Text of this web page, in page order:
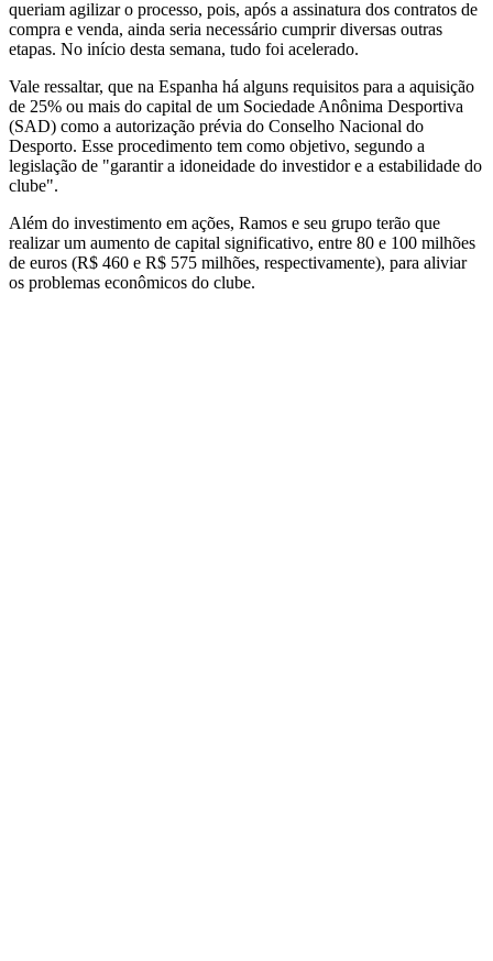
queriam agilizar o processo, pois, após a assinatura dos contratos de
compra e venda, ainda seria necessário cumprir diversas outras
etapas. No início desta semana, tudo foi acelerado.
Vale ressaltar, que na Espanha há alguns requisitos para a aquisição
de 25% ou mais do capital de um Sociedade Anônima Desportiva
(SAD) como a autorização prévia do Conselho Nacional do
Desporto. Esse procedimento tem como objetivo, segundo a
legislação de "garantir a idoneidade do investidore a estabilidade do
clube".
Além do investimento em ações, Ramos e seu grupo terão que
realizar um aumento de capital significativo, entre 80 e 100 milhões
de euros (R$ 460 e R$ 575 milhões, respectivamente), para aliviar
os problemas econômicos do clube.